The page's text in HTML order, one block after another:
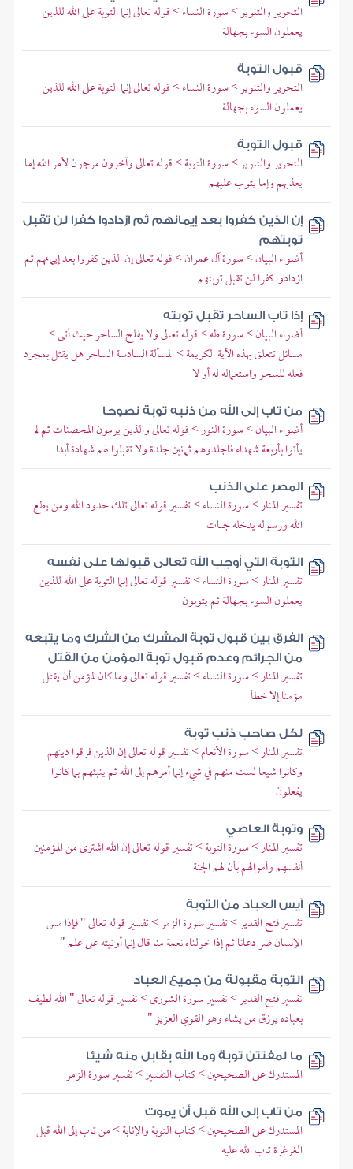
التحرير والتنوير > سورة النساء > قوله تعالى إنما التوبة على الله للذين
يعملون السوء بجهالة
قبول التوبة
التحرير والتنوير > سورة النساء > قوله تعالى إنما التوبة على الله للذين
يعملون السوء بجهالة
قبول التوبة
التحرير والتنوير > سورة التوبة > قوله تعالى وآخرون مرجون لأمر الله إما
يعذبهم وإما يتوب عليهم
إن الذين كفروا بعد إيمانهم ثم ازدادوا كفرا لن تقبل
توبتهم
أضواء البيان > سورة آل عمران > قوله تعالى إن الذين كفروا بعد إيمانهم ثم
ازدادوا كفرا لن تقبل توبتهم
إذا تاب الساحر تقبل توبته
أضواء البيان > سورة طه > قوله تعالى ولا يفلح الساحر حيث أتى >
مسائل تتعلق بهذه الآية الكريمة > المسألة السادسة الساحر هل يقتل بمجرد
فعله للسحر واستعماله له أو لا
من تاب إلى الله من ذنبه توبة نصوحا
أضواء البيان > سورة النور > قوله تعالى والذين يرمون المحصنات ثم لم
يأتوا بأربعة شهداء فاجلدوهم ثمانين جلدة ولا تقبلوا لهم شهادة أبدا
المصر على الذنب
تفسير المنار > سورة النساء > تفسير قوله تعالى تلك حدود الله ومن يطع
الله ورسوله يدخله جنات
التوبة التي أوجب الله تعالى قبولها على نفسه
تفسير المنار > سورة النساء > تفسير قوله تعالى إنما التوبة على الله للذين
يعملون السوء بجهالة ثم يتوبون
الفرق بين قبول توبة المشرك من الشرك وما يتبعه
من الجرائم وعدم قبول توبة المؤمن من القتل
تفسير المنار > سورة النساء > تفسير قوله تعالى وما كان لمؤمن أن يقتل
مؤمنا إلا خطأ
لكل صاحب ذنب توبة
تفسير المنار > سورة الأنعام > تفسير قوله تعالى إن الذين فرقوا دينهم
وكانوا شيعا لست منهم في شيء إنما أمرهم إلى الله ثم ينبئهم بما كانوا
يفعلون
وتوبة العاصي
تفسير المنار > سورة التوبة > تفسير قوله تعالى إن الله اشترى من المؤمنين
أنفسهم وأموالهم بأن لهم الجنة
آيس العباد من التوبة
تفسير فتح القدير > تفسير سورة الزمر > تفسير قوله تعالى " فإذا مس
الإنسان ضر دعانا ثم إذا خولناه نعمة منا قال إنما أوتيته على علم "
التوبة مقبولة من جميع العباد
تفسير فتح القدير > تفسير سورة الشورى > تفسير قوله تعالى " الله لطيف
بعباده يرزق من يشاء وهو القوي العزيز "
ما لمفتتن توبة وما الله بقابل منه شيئا
المستدرك على الصحيحين > كتاب التفسير > تفسير سورة الزمر
من تاب إلى الله قبل أن يموت
المستدرك على الصحيحين > كتاب التوبة والإنابة > من تاب إلى الله قبل
الغرغرة تاب الله عليه